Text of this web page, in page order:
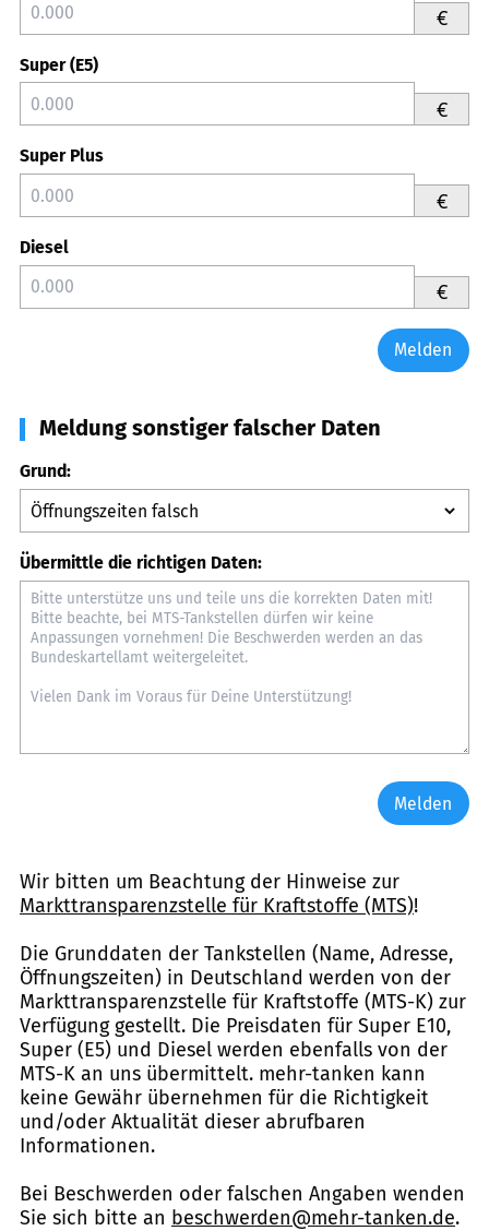
€
Super (E5)
€
Super Plus
€
Diesel
€
Melden
Meldung sonstiger falscher Daten
Grund:
Übermittle die richtigen Daten:
Melden
Wir bitten um Beachtung der Hinweise zur
Markttransparenzstelle für Kraftstoffe (MTS)!
Die Grunddaten der Tankstellen (Name, Adresse,
Öffnungszeiten) in Deutschland werden von der
Markttransparenzstelle für Kraftstoffe (MTS-K) zur
Verfügung gestellt. Die Preisdaten für Super E10,
Super (E5) und Diesel werden ebenfalls von der
MTS-K an uns übermittelt. mehr-tanken kann
keine Gewähr übernehmen für die Richtigkeit
und/oder Aktualität dieser abrufbaren
Informationen.
Bei Beschwerden oder falschen Angaben wenden
Sie sich bitte an beschwerden@mehr-tanken.de.